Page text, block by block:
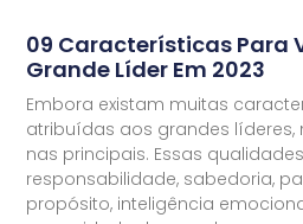
09 Características Para
Grande Líder Em 2023
Embora existam muitas
atribuídas aos grandes líderes,
nas principais. Essas
responsabilidade, sabedoria,
propósito, inteligência